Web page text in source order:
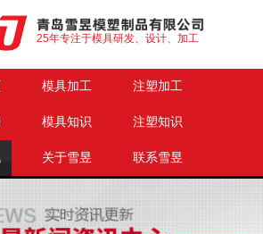
25年专注于模具研发、设计、加工
模具加工 注塑加工
模具知识 注塑知识
关于雪昱 联系雪昱